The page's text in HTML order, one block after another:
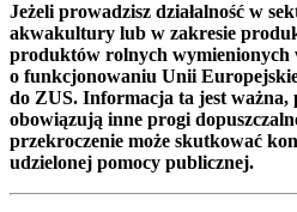
Jeżeli prowadzisz działalność w
akwakultury lub w zakresie
produktów rolnych wymienionych
o funkcjonowaniu Unii
do ZUS. Informacja ta jest ważna,
obowiązują inne progi
przekroczenie może skutkować
udzielonej pomocy publicznej.